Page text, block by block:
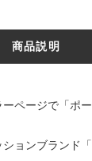
商品説明
ページで「ポ
ョンブランド